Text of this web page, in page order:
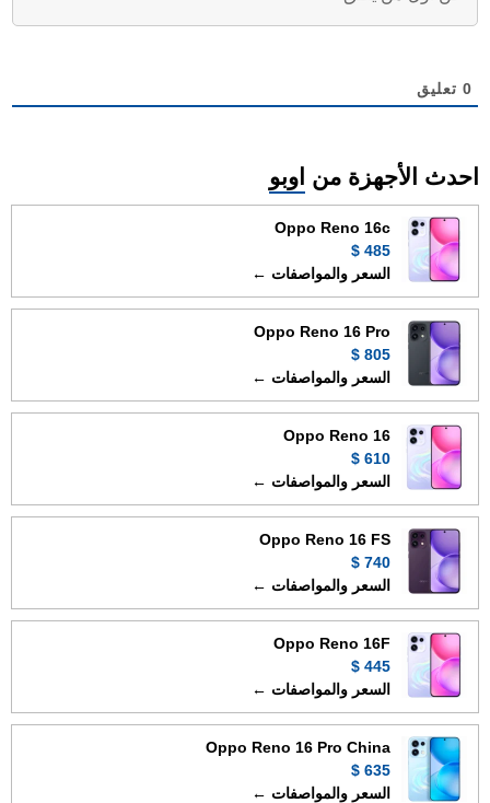
0 تعليق
احدث الأجهزة من اوبو
Oppo Reno 16c
485 $
السعر والمواصفات ←
Oppo Reno 16 Pro
805 $
السعر والمواصفات ←
Oppo Reno 16
610 $
السعر والمواصفات ←
Oppo Reno 16 FS
740 $
السعر والمواصفات ←
Oppo Reno 16F
445 $
السعر والمواصفات ←
Oppo Reno 16 Pro China
635 $
السعر والمواصفات ←